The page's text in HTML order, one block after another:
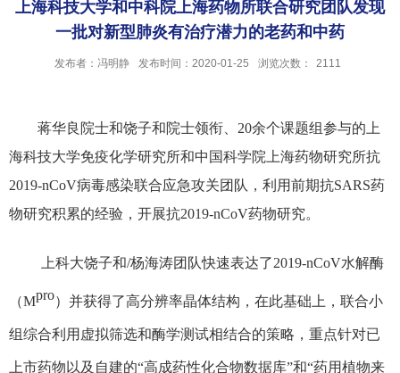
上海科技大学和中科院上海药物所联合研究团队发现
一批对新型肺炎有治疗潜力的老药和中药
发布者：冯明静 发布时间：2020-01-25 浏览次数： 2111
蒋华良院士和饶子和院士领衔、20余个课题组参与的上
海科技大学免疫化学研究所和中国科学院上海药物研究所抗
2019-nCoV病毒感染联合应急攻关团队，利用前期抗SARS药
物研究积累的经验，开展抗2019-nCoV药物研究。
上科大饶子和/杨海涛团队快速表达了2019-nCoV水解酶
（Mpro）并获得了高分辨率晶体结构，在此基础上，联合小
组综合利用虚拟筛选和酶学测试相结合的策略，重点针对已
上市药物以及自建的“高成药性化合物数据库”和“药用植物来